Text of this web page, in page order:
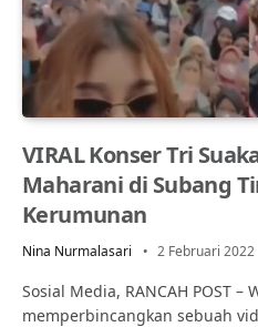
VIRAL Konser Tri
Maharani di Subang
Kerumunan
Nina Nurmalasari 2 Februari 2022
Sosial Media, RANCAH POST
memperbincangkan sebuah